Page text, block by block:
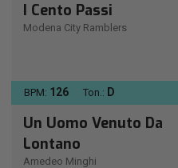
I Cento Passi
Modena City Ramblers
BPM: 126 Ton.: D
Un Uomo Venuto Da
Lontano
Amedeo Minghi